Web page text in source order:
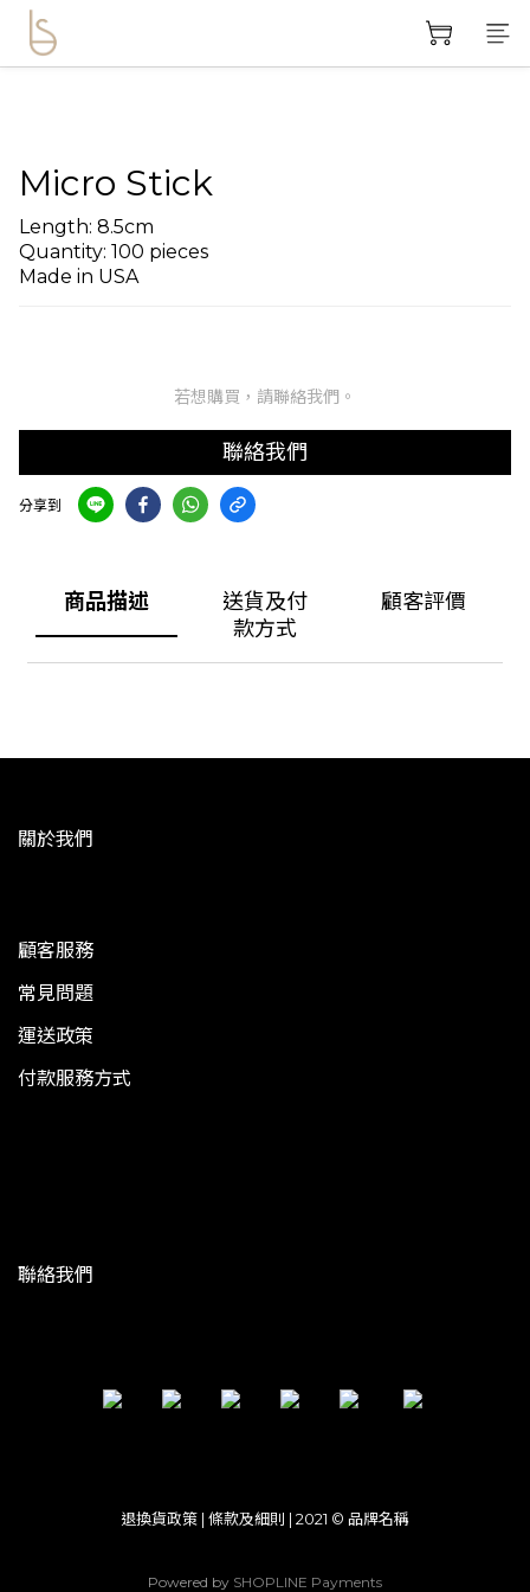
Micro Stick
Length: 8.5cm
Quantity: 100 pieces
Made in USA
若想購買，請聯絡我們。
聯絡我們
分享到
商品描述
送貨及付
款方式
顧客評價
關於我們
顧客服務
常見問題
運送政策
付款服務方式
聯絡我們
退換貨政策 | 條款及細則 | 2021 © 品牌名稱
Powered by SHOPLINE Payments